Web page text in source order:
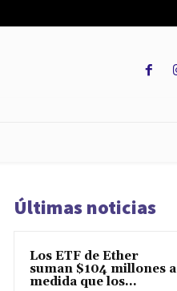
Últimas noticias
Los ETF de Ether
suman $104 millones a
medida que los...